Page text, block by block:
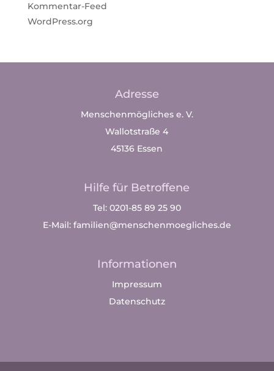
Kommentar-Feed
WordPress.org
Adresse
Menschenmögliches e. V.
Wallotstraße 4
45136 Essen
Hilfe für Betroffene
Tel: 0201-85 89 25 90
E-Mail: familien@menschenmoegliches.de
Informationen
Impressum
Datenschutz